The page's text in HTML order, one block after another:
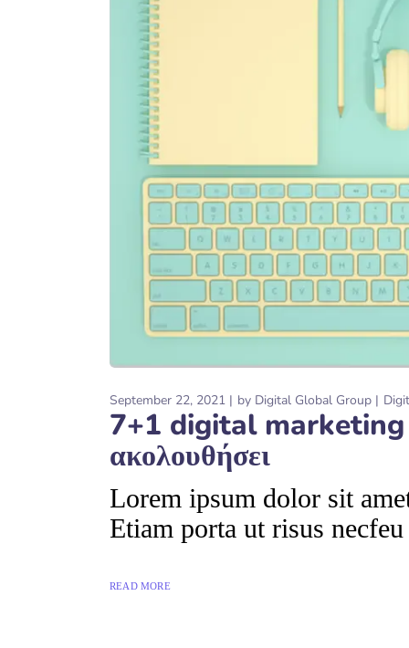
September 22, 2021 by Digital Global Group
7+1 digital marketing
ακολουθήσει
Lorem ipsum dolor sit
Etiam porta ut risus
READ MORE